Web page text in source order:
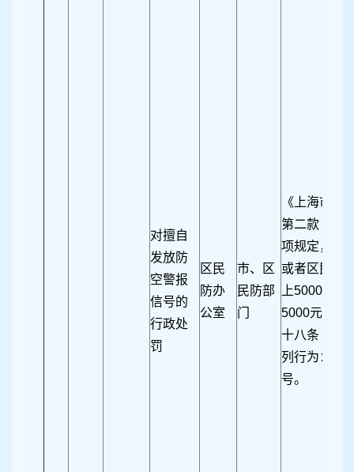
对擅自
发放防
空警报
信号的
行政处
罚
区民
防办
公室
市、区
民防部
门
《上海市防
第二款 违反
项规定，擅
或者区民防
上5000元
5000元以上
十八条 任何
列行为：（
号。